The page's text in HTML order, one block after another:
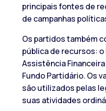
principais fontes de
de campanhas
Os partidos também
pública de recursos: o
Assistência
Fundo Partidário. Os
são utilizados pelas
suas atividades